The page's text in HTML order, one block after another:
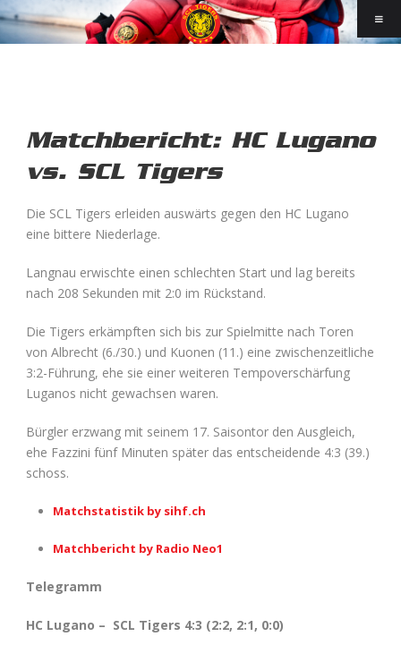
Matchbericht: HC Lugano
vs. SCL Tigers
Die SCL Tigers erleiden auswärts gegen den HC Lugano
eine bittere Niederlage.
Langnau erwischte einen schlechten Start und lag bereits
nach 208 Sekunden mit 2:0 im Rückstand.
Die Tigers erkämpften sich bis zur Spielmitte nach Toren
von Albrecht (6./30.) und Kuonen (11.) eine zwischenzeitliche
3:2-Führung, ehe sie einer weiteren Tempoverschärfung
Luganos nicht gewachsen waren.
Bürgler erzwang mit seinem 17. Saisontor den Ausgleich,
ehe Fazzini fünf Minuten später das entscheidende 4:3 (39.)
schoss.
Matchstatistik by sihf.ch
Matchbericht by Radio Neo1
Telegramm
HC Lugano – SCL Tigers 4:3 (2:2, 2:1, 0:0)